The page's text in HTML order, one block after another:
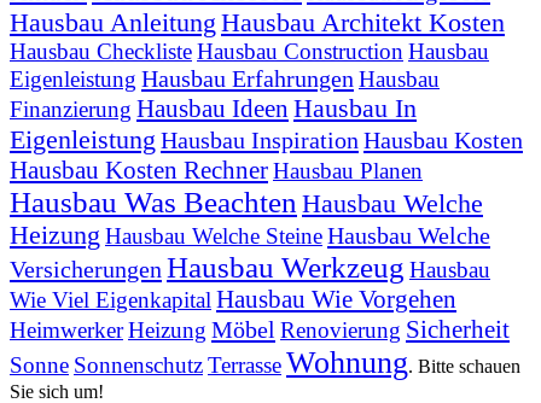
Hausbau Anleitung Hausbau Architekt Kosten
Hausbau ChecklisteHausbau Construction Hausbau
Eigenleistung Hausbau Erfahrungen Hausbau
Finanzierung Hausbau Ideen Hausbau In
Eigenleistung Hausbau Inspiration Hausbau Kosten
Hausbau Kosten RechnerHausbau Planen
Hausbau Was Beachten Hausbau Welche
Heizung Hausbau Welche SteineHausbau Welche
Versicherungen Hausbau Werkzeug Hausbau
Wie Viel Eigenkapital Hausbau Wie Vorgehen
HeimwerkerHeizung Möbel Renovierung Sicherheit
Sonne SonnenschutzTerrasseWohnung. Bitte schauen
Sie sich um!